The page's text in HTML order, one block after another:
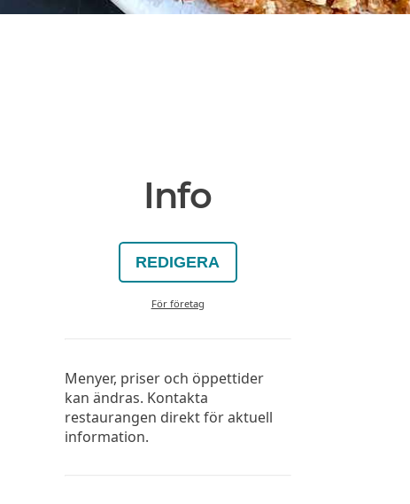
Info
REDIGERA
För företag
Menyer, priser och öppettider
kan ändras. Kontakta
restaurangen direkt för aktuell
information.